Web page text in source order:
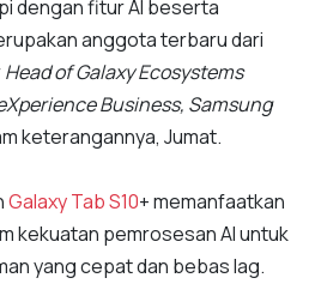
dengan fitur AI beserta
anggota terbaru dari
Head of Galaxy Ecosystems
Business, Samsung
keterangannya, Jumat.
Galaxy Tab S10+ memanfaatkan
kekuatan pemrosesan AI untuk
yang cepat dan bebas lag.